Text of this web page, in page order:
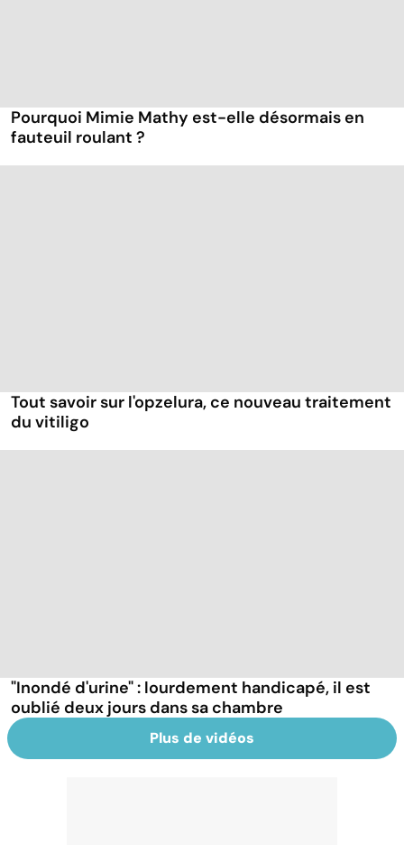
Pourquoi Mimie Mathy est-elle désormais en
fauteuil roulant ?
Tout savoir sur l'opzelura, ce nouveau traitement
du vitiligo
"Inondé d'urine" : lourdement handicapé, il est
oublié deux jours dans sa chambre
Plus de vidéos